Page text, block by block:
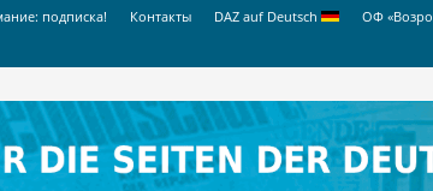
подписка! Контакты DAZ auf Deutsch ОФ